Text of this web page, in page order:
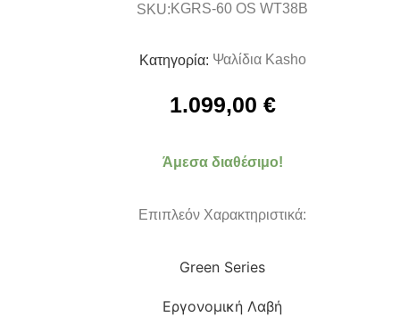
SKU:KGRS-60 OS WT38B
Κατηγορία: Ψαλίδια Kasho
1.099,00 €
Άμεσα διαθέσιμο!
Επιπλεόν Χαρακτηριστικά:
Green Series
Εργονομική Λαβή